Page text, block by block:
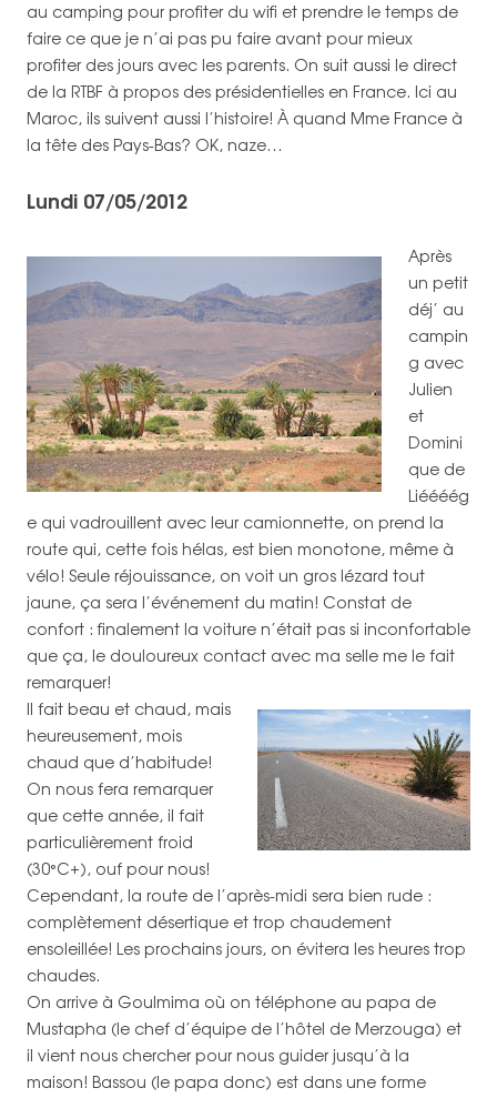
au camping pour profiter du wifi et prendre le temps de
faire ce que je n’ai pas pu faire avant pour mieux
profiter des jours avec les parents. On suit aussi le direct
de la RTBF à propos des présidentielles en France. Ici au
Maroc, ils suivent aussi l’histoire! À quand Mme France à
la tête des Pays-Bas? OK, naze…
Lundi 07/05/2012
Après
un petit
déj’ au
campin
g avec
Julien
et
Domini
que de
Liéééég
e qui vadrouillent avec leur camionnette, on prend la
route qui, cette fois hélas, est bien monotone, même à
vélo! Seule réjouissance, on voit un gros lézard tout
jaune, ça sera l’événement du matin! Constat de
confort : finalement la voiture n’était pas si inconfortable
que ça, le douloureux contact avec ma selle me le fait
remarquer!
Il fait beau et chaud, mais
heureusement, mois
chaud que d’habitude!
On nous fera remarquer
que cette année, il fait
particulièrement froid
(30°C+), ouf pour nous!
Cependant, la route de l’après-midi sera bien rude :
complètement désertique et trop chaudement
ensoleillée! Les prochains jours, on évitera les heures trop
chaudes.
On arrive à Goulmima où on téléphone au papa de
Mustapha (le chef d’équipe de l’hôtel de Merzouga) et
il vient nous chercher pour nous guider jusqu’à la
maison! Bassou (le papa donc) est dans une forme